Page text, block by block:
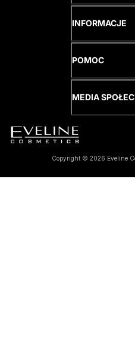
INFORMACJE
POMOC
MEDIA
Copyright © 2026 Eveline